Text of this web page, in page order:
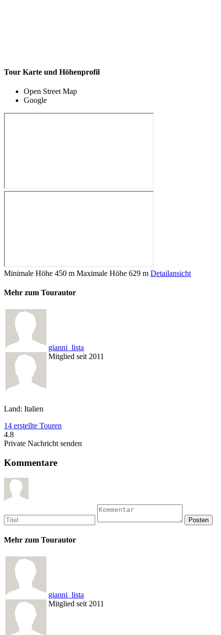
Tour Karte und Höhenprofil
Open Street Map
Google
Minimale Höhe 450 m Maximale Höhe 629 m Detailansicht
Mehr zum Tourautor
gianni_lista
Mitglied seit 2011
Land: Italien
14 erstellte Touren
4.8
Private Nachricht senden
Kommentare
Mehr zum Tourautor
gianni_lista
Mitglied seit 2011